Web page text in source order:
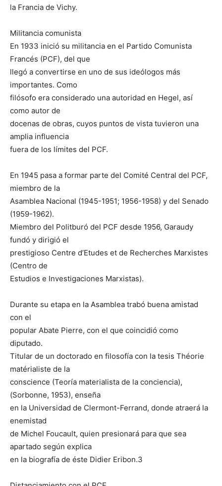
la Francia de Vichy.
Militancia comunista
En 1933 inició su militancia en el Partido Comunista
Francés (PCF), del que
llegó a convertirse en uno de sus ideólogos más
importantes. Como
filósofo era considerado una autoridad en Hegel, así
como autor de
docenas de obras, cuyos puntos de vista tuvieron una
amplia influencia
fuera de los límites del PCF.
En 1945 pasa a formar parte del Comité Central del PCF,
miembro de la
Asamblea Nacional (1945-1951; 1956-1958) y del Senado
(1959-1962).
Miembro del Politburó del PCF desde 1956, Garaudy
fundó y dirigió el
prestigioso Centre d’Etudes et de Recherches Marxistes
(Centro de
Estudios e Investigaciones Marxistas).
Durante su etapa en la Asamblea trabó buena amistad
con el
popular Abate Pierre, con el que coincidió como
diputado.
Titular de un doctorado en filosofía con la tesis Théorie
matérialiste de la
conscience (Teoría materialista de la conciencia),
(Sorbonne, 1953), enseña
en la Universidad de Clermont-Ferrand, donde atraerá la
enemistad
de Michel Foucault, quien presionará para que sea
apartado según explica
en la biografía de éste Didier Eribon.3